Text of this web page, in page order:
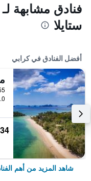
فنادق مشابهة
ستايلا
أفضل الفنادق في كرابي
0.0
شاهد المزيد من أهم